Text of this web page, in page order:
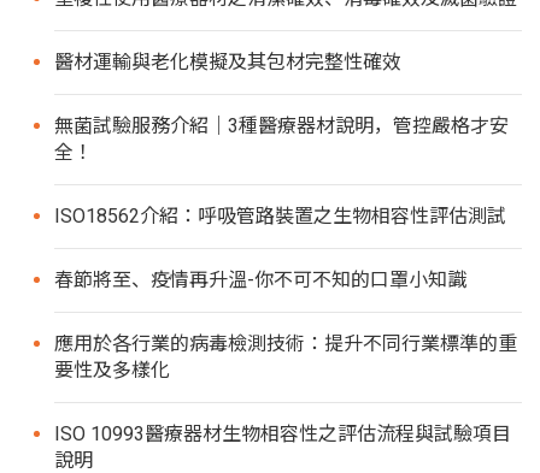
醫材運輸與老化模擬及其包材完整性確效
無菌試驗服務介紹｜3種醫療器材說明，管控嚴格才安
全！
ISO18562介紹：呼吸管路裝置之生物相容性評估測試
春節將至、疫情再升溫-你不可不知的口罩小知識
應用於各行業的病毒檢測技術：提升不同行業標準的重
要性及多樣化
ISO 10993醫療器材生物相容性之評估流程與試驗項目
說明